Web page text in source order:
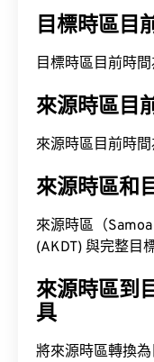
目標時區目
目標時區目前時
來源時區目
來源時區目前時
來源時區和
來源時區（
(AKDT) 與完整目
來源時區到
具
將來源時區轉換